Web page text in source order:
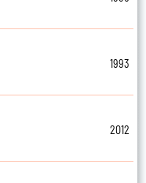
1993
2012